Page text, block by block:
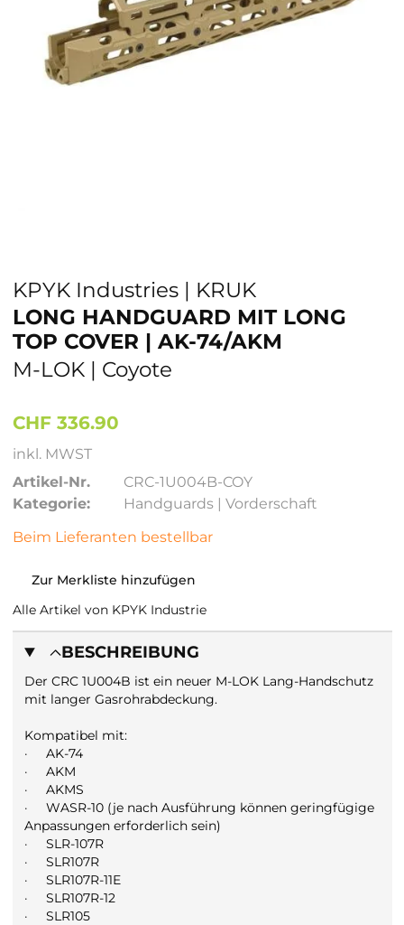
KPYK Industries | KRUK
LONG HANDGUARD MIT LONG
TOP COVER | AK-74/AKM
M-LOK | Coyote
CHF 336.90
inkl. MWST
Artikel-Nr.
CRC-1U004B-COY
Kategorie:
Handguards | Vorderschaft
Beim Lieferanten bestellbar
Zur Merkliste hinzufügen
Alle Artikel von KPYK Industrie
BESCHREIBUNG
Der CRC 1U004B ist ein neuer M-LOK Lang-Handschutz
mit langer Gasrohrabdeckung.
Kompatibel mit:
· AK-74
· AKM
· AKMS
· WASR-10 (je nach Ausführung können geringfügige
Anpassungen erforderlich sein)
· SLR-107R
· SLR107R
· SLR107R-11E
· SLR107R-12
· SLR105